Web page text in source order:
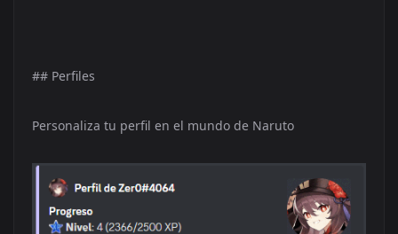
## Perfiles
Personaliza tu perfil en el mundo de Naruto